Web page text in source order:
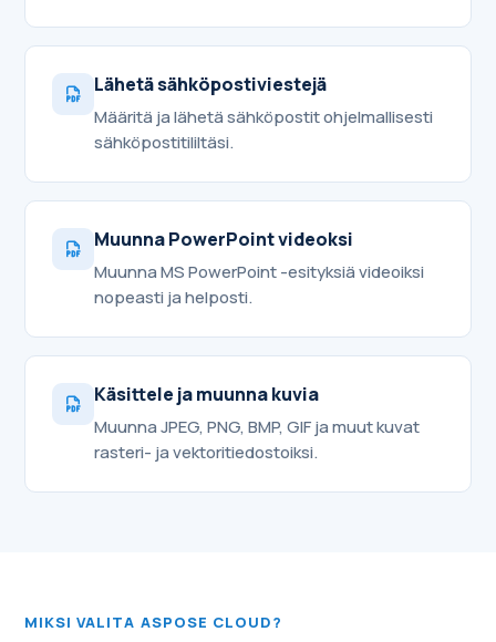
Lähetä sähköpostiviestejä
Määritä ja lähetä sähköpostit ohjelmallisesti
sähköpostitililtäsi.
Muunna PowerPoint videoksi
Muunna MS PowerPoint -esityksiä videoiksi
nopeasti ja helposti.
Käsittele ja muunna kuvia
Muunna JPEG, PNG, BMP, GIF ja muut kuvat
rasteri- ja vektoritiedostoiksi.
MIKSI VALITA ASPOSE CLOUD?